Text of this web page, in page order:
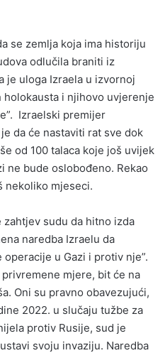
se zemlja koja ima historiju
odlučila braniti iz
je uloga Izraela u izvornoj
i njihovo uvjerenje
Izraelski premijer
da će nastaviti rat sve dok
od 100 talaca koje još uvijek
ne bude oslobođeno. Rekao
nekoliko mjeseci.
sudu da hitno izda
naredba Izraelu da
u Gazi i protiv nje”.
mjere, bit će na
Oni su pravno obavezujući,
2022. u slučaju tužbe za
protiv Rusije, sud je
svoju invaziju. Naredba